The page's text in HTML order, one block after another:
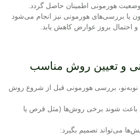
هورمونی اطمینان حاصل گردد.
یا بررسی‌های هورمونی نیز انجام می‌شود
احتمال بروز عوارض کاهش یابد.
نوبه‌نو، بررسی هورمونی قبل از شروع روش
باعث شوند برخی روش‌ها (مثل قرص یا
می‌تواند تصمیم بگیرد: